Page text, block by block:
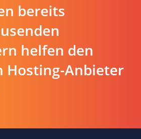
bereits
helfen den
Hosting-Anbieter